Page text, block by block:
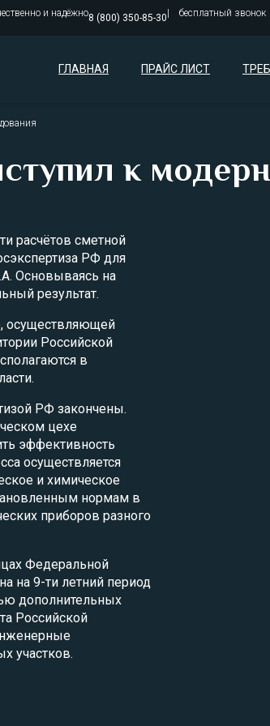
и надёжно8 (800) 350-85-30 бесплатный звонок
ГЛАВНАЯ ПРАЙС ЛИСТ
к
расчётов сметной
РФ для
Основываясь на
результат.
осуществляющей
Российской
в
РФ закончены.
цехе
эффективность
осуществляется
и химическое
нормам в
приборов разного
Федеральной
на 9-ти летний период
дополнительных
Российской
участков.